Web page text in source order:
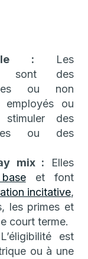
: Les
sont des
ou non
employés ou
des
ou des
mix : Elles
et font
incitative,
les primes et
court terme.
L’éligibilité est
ou à une